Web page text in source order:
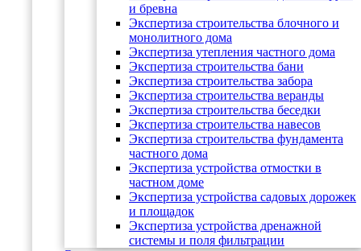
и бревна
Экспертиза строительства блочного и
монолитного дома
Экспертиза утепления частного дома
Экспертиза строительства бани
Экспертиза строительства забора
Экспертиза строительства веранды
Экспертиза строительства беседки
Экспертиза строительства навесов
Экспертиза строительства фундамента
частного дома
Экспертиза устройства отмостки в
частном доме
Экспертиза устройства садовых дорожек
и площадок
Экспертиза устройства дренажной
системы и поля фильтрации